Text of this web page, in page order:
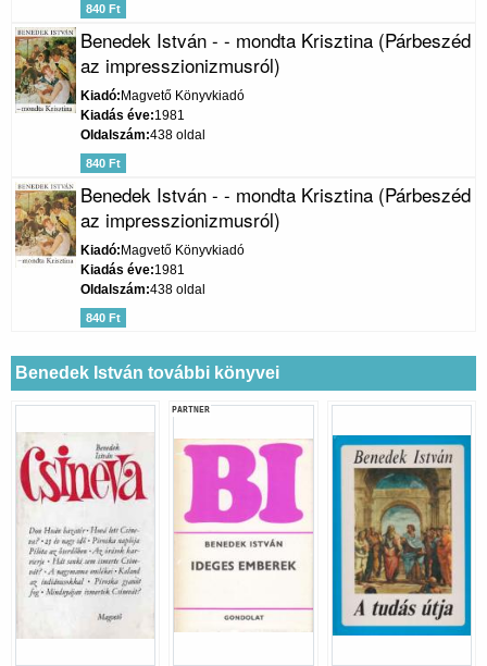
840 Ft
Benedek István - - mondta Krisztina (Párbeszéd
az impresszionizmusról)
Kiadó Magvető Könyvkiadó
Kiadás éve 1981
Oldalszám 438 oldal
840 Ft
Benedek István - - mondta Krisztina (Párbeszéd
az impresszionizmusról)
Kiadó Magvető Könyvkiadó
Kiadás éve 1981
Oldalszám 438 oldal
840 Ft
Benedek István további könyvei
PARTNER